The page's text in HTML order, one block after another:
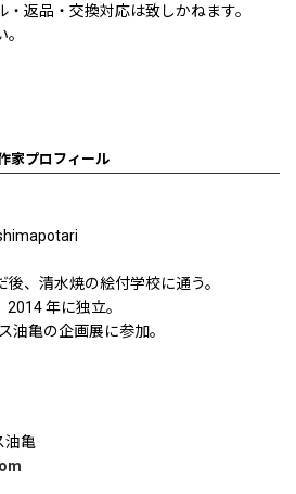
返品・交換対応は致しかねます。
家プロフィール
、清水焼の絵付学校に通う。
年に独立。
油亀の企画展に参加。
油亀